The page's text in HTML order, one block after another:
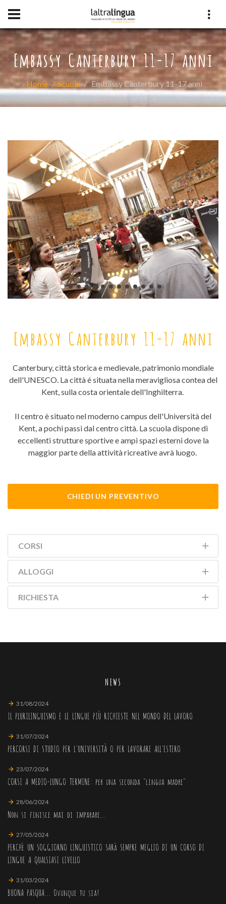
Embassy Canterbury 11-17 anni
Home Scuole Embassy Canterbury 11-17 anni
Embassy Canterbury 11-17 anni
Canterbury, città storica e medievale, patrimonio mondiale
dell'UNESCO. La città é situata nella meravigliosa contea del
Kent, sulla costa orientale dell'Inghilterra.
Il centro è situato nel moderno campus dell'Università del
Kent, a pochi passi dal centro città. La scuola dispone di
eccellenti strutture sportive e ampi spazi esterni dove la
maggior parte della attività ricreative avrà luogo.
CHIEDI UN PREVENTIVO
CORSI
ALLOGGI
RICHIESTA
NEWS
31/08/2024
IL PLURILINGUISMO E LE LINGUE PIÙ RICHIESTE NEL MONDO DEL LAVORO
31/07/2024
PERCORSI DI STUDIO PER L'UNIVERSITÀ O PER LAVORARE ALL'ESTERO
23/07/2024
CORSI A MEDIO-LUNGO TERMINE: per una seconda "lingua madre"
28/06/2024
Non si finisce mai di imparare...
27/05/2024
PERCHè UN SOGGIORNO LINGUISTICO SARà SEMPRE MEGLIO DI UN CORSO DI
LINGUE A QUALSIASI LIVELLO
31/03/2024
BUONA PASQUA... Ovunque tu sia!